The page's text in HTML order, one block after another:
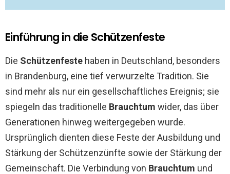
Einführung in die Schützenfeste
Die Schützenfeste haben in Deutschland, besonders
in Brandenburg, eine tief verwurzelte Tradition. Sie
sind mehr als nur ein gesellschaftliches Ereignis; sie
spiegeln das traditionelle Brauchtum wider, das über
Generationen hinweg weitergegeben wurde.
Ursprünglich dienten diese Feste der Ausbildung und
Stärkung der Schützenzünfte sowie der Stärkung der
Gemeinschaft. Die Verbindung von Brauchtum und